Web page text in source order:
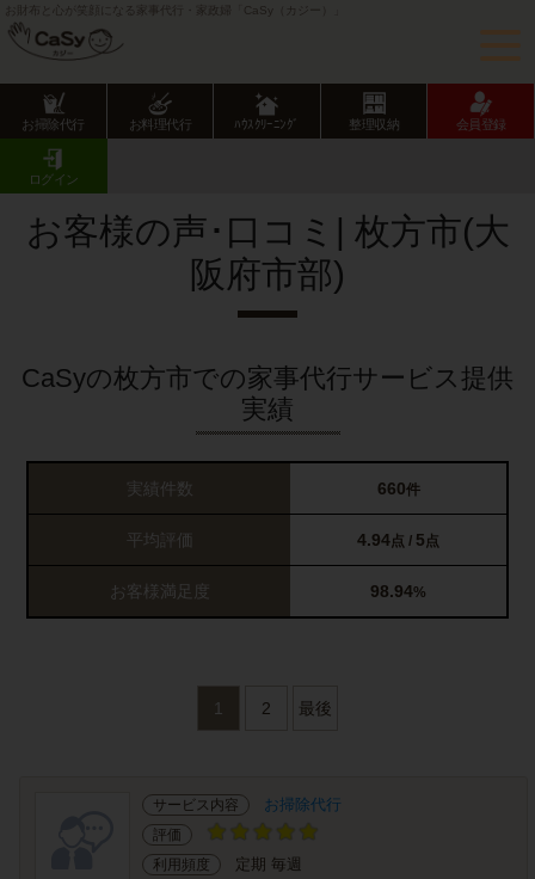
お財布と心が笑顔になる家事代行・家政婦「CaSy（カジー）」
お掃除代行 お料理代行 ﾊｳｽｸﾘｰﾆﾝｸﾞ 整理収納 会員登録
ログイン
CaSy TOP
お客様の声･口コミ一覧
お客様の声･口コミ| 枚方市(大
阪府市部)
CaSyの枚方市での家事代行サービス提供
実績
実績件数 660件
平均評価 4.94点 / 5 点
お客様満足度 98.94%
1 2 最後
サービス内容 お掃除代行
評価
利用頻度
定期 毎週